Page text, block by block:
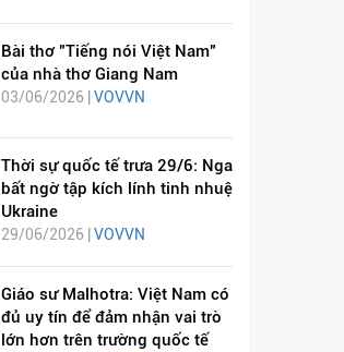
Bài thơ "Tiếng nói Việt Nam"
của nhà thơ Giang Nam
03/06/2026 | VOVVN
Thời sự quốc tế trưa 29/6: Nga
bất ngờ tập kích lính tinh nhuệ
Ukraine
29/06/2026 | VOVVN
Giáo sư Malhotra: Việt Nam có
đủ uy tín để đảm nhận vai trò
lớn hơn trên trường quốc tế